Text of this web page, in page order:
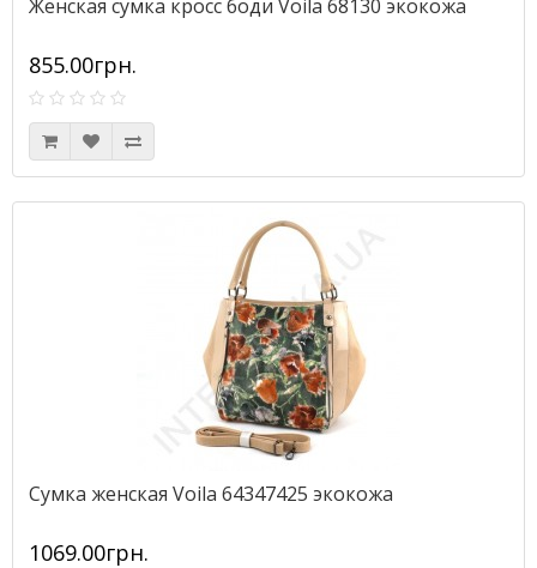
Женская сумка кросс боди Voila 68130 экокожа
855.00грн.
Сумка женская Voila 64347425 экокожа
1069.00грн.